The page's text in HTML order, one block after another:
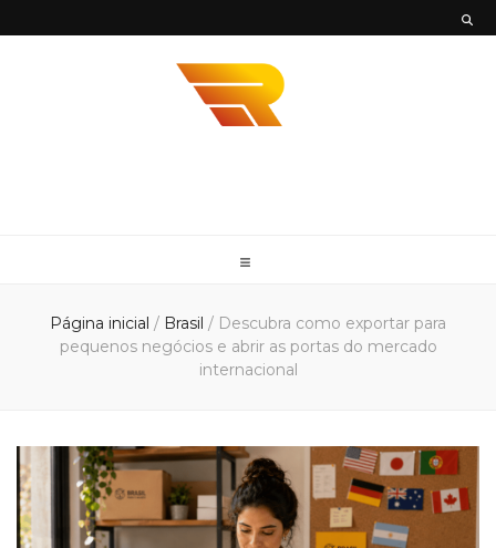
Envios
Rápidos
Página inicial / Brasil / Descubra como exportar para
pequenos negócios e abrir as portas do mercado
internacional